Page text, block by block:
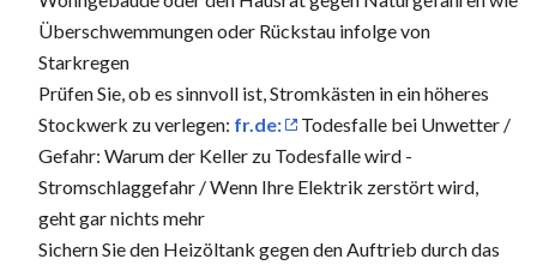
Überschwemmungen oder Rückstau infolge von
Starkregen
Prüfen Sie, ob es sinnvoll ist, Stromkästen in ein höheres
Stockwerk zu verlegen: fr.de:
Todesfalle bei Unwetter /
Gefahr: Warum der Keller zu Todesfalle wird -
Stromschlaggefahr / Wenn Ihre Elektrik zerstört wird,
geht gar nichts mehr
Sichern Sie den Heizöltank gegen den Auftrieb durch das